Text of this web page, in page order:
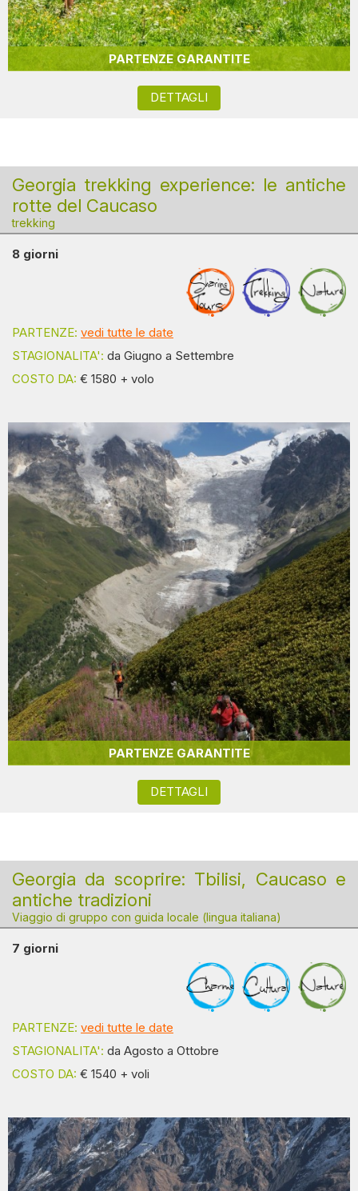
PARTENZE GARANTITE
DETTAGLI
Georgia trekking experience: le antiche
rotte del Caucaso
trekking
8 giorni
PARTENZE: vedi tutte le date
STAGIONALITA': da Giugno a Settembre
COSTO DA: € 1580 + volo
PARTENZE GARANTITE
DETTAGLI
Georgia da scoprire: Tbilisi, Caucaso e
antiche tradizioni
Viaggio di gruppo con guida locale (lingua italiana)
7 giorni
PARTENZE: vedi tutte le date
STAGIONALITA': da Agosto a Ottobre
COSTO DA: € 1540 + voli